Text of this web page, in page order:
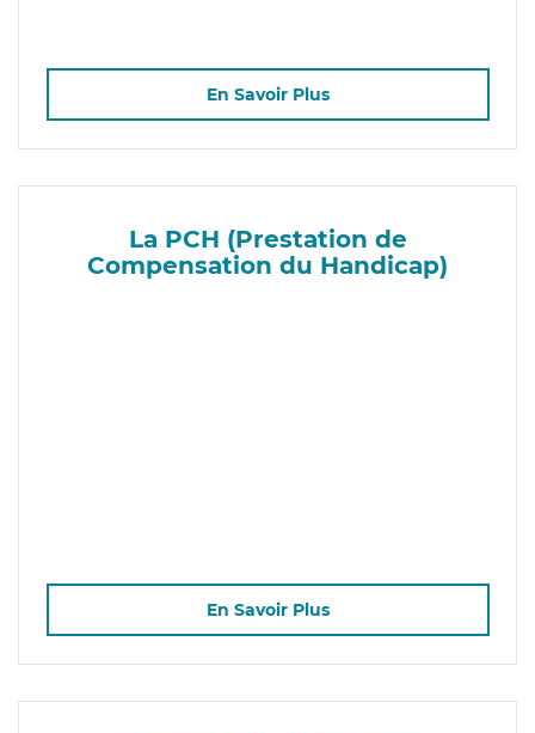
En Savoir Plus
La PCH (Prestation de
Compensation du Handicap)
En Savoir Plus